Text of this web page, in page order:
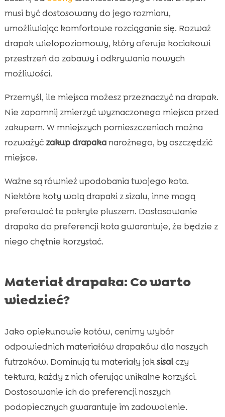
musi być dostosowany do jego rozmiaru,
umożliwiając komfortowe rozciąganie się. Rozważ
drapak wielopoziomowy, który oferuje kociakowi
przestrzeń do zabawy i odkrywania nowych
możliwości.
Przemyśl, ile miejsca możesz przeznaczyć na drapak.
Nie zapomnij zmierzyć wyznaczonego miejsca przed
zakupem. W mniejszych pomieszczeniach można
rozważyć zakup drapakanarożnego, by oszczędzić
miejsce.
Ważne są również upodobania twojego kota.
Niektóre koty wolą drapaki z sizalu, inne mogą
preferować te pokryte pluszem. Dostosowanie
drapaka do preferencji kota gwarantuje, że będzie z
niego chętnie korzystać.
Materiał drapaka: Co warto
wiedzieć?
Jako opiekunowie kotów, cenimy wybór
odpowiednich materiałów drapaków dla naszych
futrzaków. Dominują tu materiały jaksisalczy
tektura, każdy z nich oferując unikalne korzyści.
Dostosowanie ich do preferencji naszych
podopiecznych gwarantuje im zadowolenie.